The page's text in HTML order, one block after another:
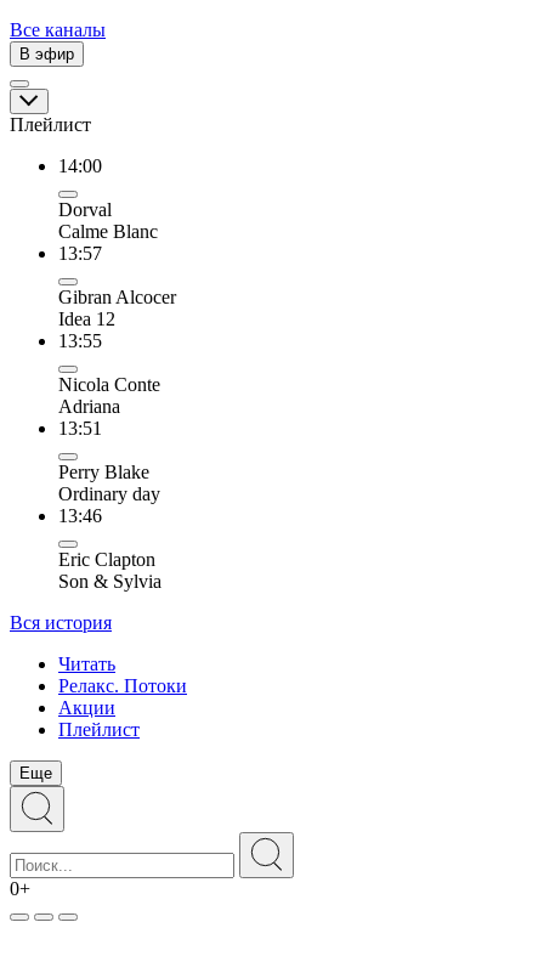
Все каналы
В эфир
Плейлист
14:00
Dorval
Calme Blanc
13:57
Gibran Alcocer
Idea 12
13:55
Nicola Conte
Adriana
13:51
Perry Blake
Ordinary day
13:46
Eric Clapton
Son & Sylvia
Вся история
Читать
Релакс. Потоки
Акции
Плейлист
Еще
0+